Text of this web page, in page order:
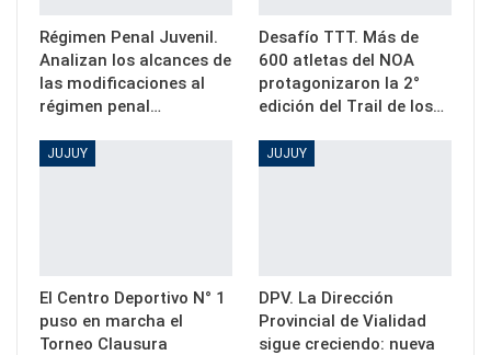
Régimen Penal Juvenil.
Analizan los alcances de
las modificaciones al
régimen penal…
Desafío TTT. Más de
600 atletas del NOA
protagonizaron la 2°
edición del Trail de los…
JUJUY
El Centro Deportivo N° 1
puso en marcha el
Torneo Clausura
JUJUY
DPV. La Dirección
Provincial de Vialidad
sigue creciendo: nueva